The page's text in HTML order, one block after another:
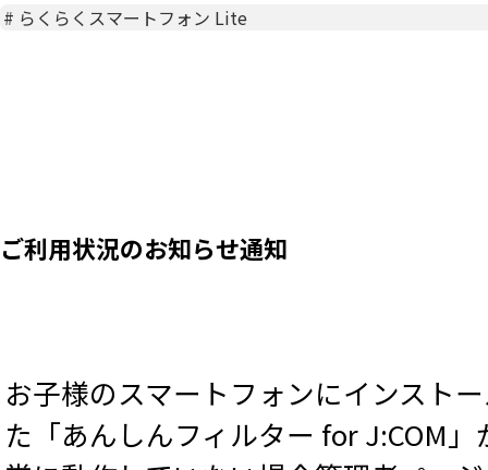
# らくらくスマートフォン Lite
ご利用状況のお知らせ通知
お子様のスマートフォンにインスト
た「あんしんフィルター for J:COM」